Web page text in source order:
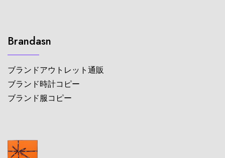
Brandasn
ブランドアウトレット通販
ブランド時計コピー
ブランド服コピー